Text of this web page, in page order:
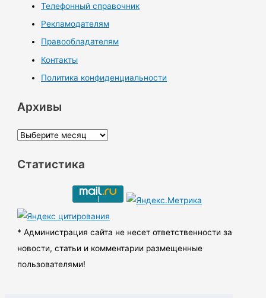
Телефонный справочник
Рекламодателям
Правообладателям
Контакты
Политика конфиденциальности
Архивы
А
х
ы
Статистика
* Администрация сайта не несет ответственности за
новости, статьи и комментарии размещенные
пользователями!